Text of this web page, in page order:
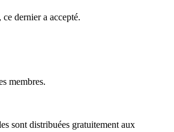
dernier a accepté.
membres.
sont distribuées gratuitement aux